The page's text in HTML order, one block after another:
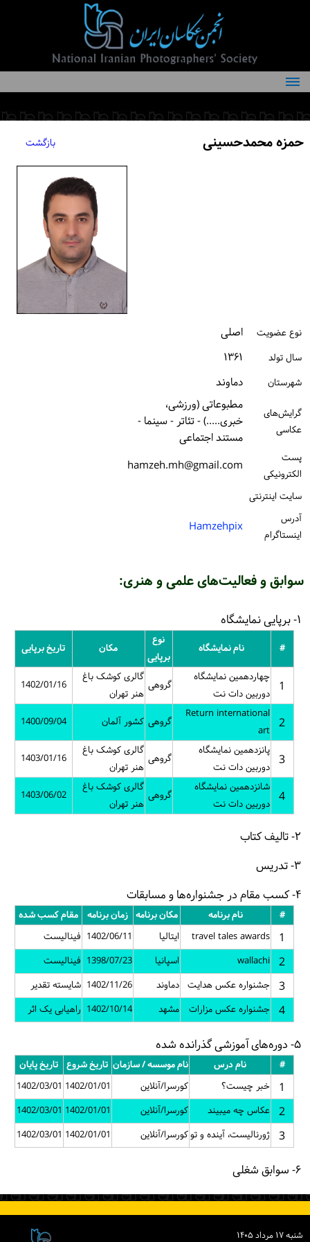
درباره انجمن
کمیته‌های انجمن
اعضاء انجمنحمزه محمدحسینی بازگشت
نوع عضویت اصلی
سال تولد ۱۳۶۱
شهرستان دماوند
گرایش‌های
عکاسی
مطبوعاتی (ورزشی،
خبری.....) - تئاتر - سینما -
مستند اجتماعی
پست
الكترونیكی
hamzeh.mh@gmail.com
سایت اینترنتی
آدرس
اینستاگرام
Hamzehpix
سوابق و فعالیت‌های علمی و هنری:
۱- برپایی نمایشگاه
# نام نمایشگاه
نوع
برپایی
مکان تاریخ برپایی
1
چهاردهمین نمایشگاه
دوربین دات نت
گروهی
گالری کوشک باغ
هنر تهران
1402/01/16
2
Return international
art
گروهی کشور آلمان 1400/09/04
3
پانزدهمین نمایشگاه
دوربین دات نت
گروهی
گالری کوشک باغ
هنر تهران
1403/01/16
4
شانزدهمین نمایشگاه
دوربین دات نت
گروهی
گالری کوشک باغ
هنر تهران
1403/06/02
۲- تالیف کتاب
۳- تدریس
۴- کسب مقام در جشنواره‌ها و مسابقات
# نام برنامه مکان برنامه زمان برنامه مقام کسب شده
1
travel tales awards ایتالیا 1402/06/11 فینالیست
2
wallachi اسپانیا 1398/07/23 فینالیست
3 جشنواره عکس هدایت دماوند 1402/11/26 شایسته تقدیر
4 جشنواره عکس مزارات مشهد 1402/10/14 راهیابی یک اثر
۵- دوره‌های آموزشی گذرانده شده
# نام درس نام موسسه / سازمان تاریخ شروع تاریخ پایان
1 خبر چیست؟ کورسرا/آنلاین 1402/01/01
1402/03/01
2 عکاس چه میبیند کورسرا/آنلاین 1402/01/01
1402/03/01
3 ژورنالیست، آینده و توکورسرا/آنلاین 1402/01/01
1402/03/01
۶- سوابق شغلی
شنبه ۱۷ مرداد ۱۴۰۵